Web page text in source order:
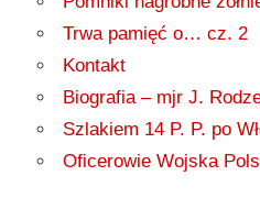
Trwa pamięć o… cz. 2
Kontakt
Biografia – mjr J.
Szlakiem 14 P. P. po
Oficerowie Wojska